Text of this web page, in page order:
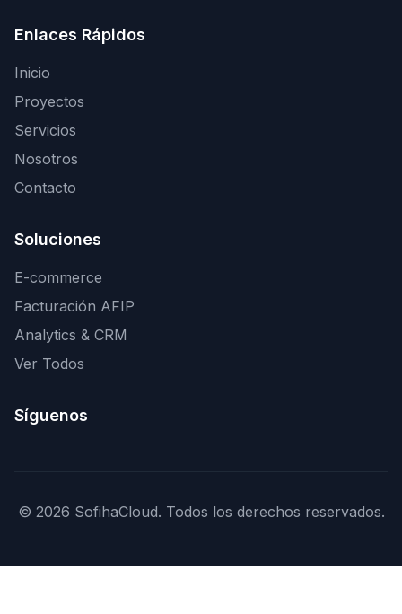
Enlaces Rápidos
Inicio
Proyectos
Servicios
Nosotros
Contacto
Soluciones
E-commerce
Facturación AFIP
Analytics & CRM
Ver Todos
Síguenos
© 2026 SofihaCloud. Todos los derechos reservados.